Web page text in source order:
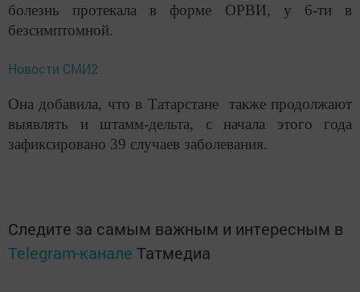
болезнь протекала в форме ОРВИ, у 6-ти в
безсимптомной.
Новости СМИ2
Она добавила, что в Татарстане также продолжают
выявлять и штамм-дельта, с начала этого года
зафиксировано 39 случаев заболевания.
Следите за самым важным и интересным в
Telegram-канале Татмедиа